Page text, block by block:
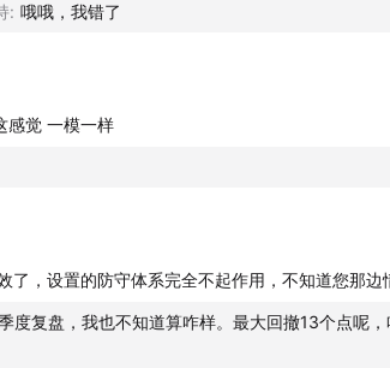
计
）
: 哦哦，我错了
感觉 一模一样
了，设置的防守体系完全不起作用，不知道您那边
度复盘，我也不知道算咋样。最大回撤13个点呢